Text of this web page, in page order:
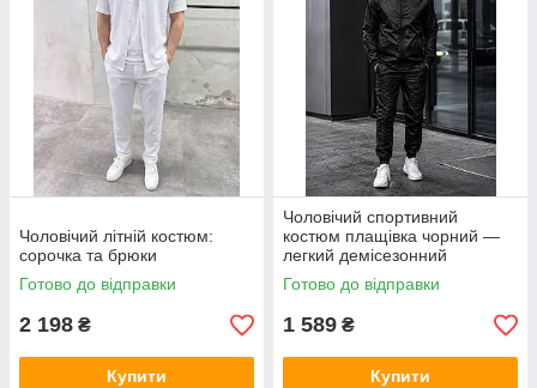
Чоловічий літній костюм:
сорочка та брюки
Готово до відправки
2 198 ₴
Купити
Чоловічий спортивний
костюм плащівка чорний —
легкий демісезонний
комплект з капюшоном
Готово до відправки
1 589 ₴
Купити